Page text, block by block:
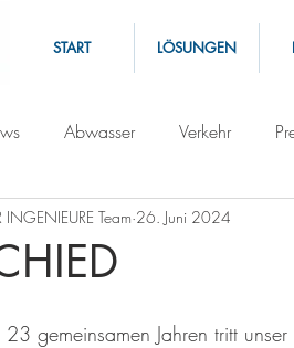
START LÖSUNGEN
Abwasser Verkehr
INGENIEURE Team 26. Juni 2024
gemeinsamen Jahren tritt